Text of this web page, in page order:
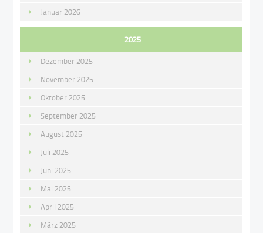
Januar 2026
2025
Dezember 2025
November 2025
Oktober 2025
September 2025
August 2025
Juli 2025
Juni 2025
Mai 2025
April 2025
März 2025